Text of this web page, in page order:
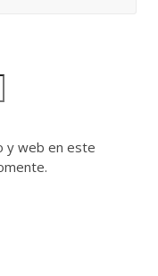
y web en este